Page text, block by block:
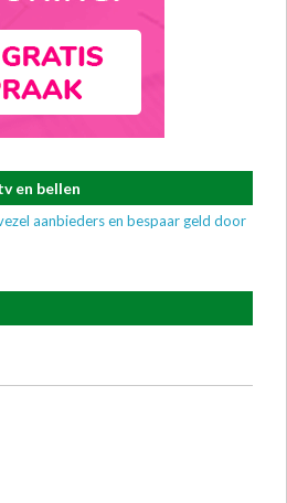
en bellen
aanbieders en bespaar geld door